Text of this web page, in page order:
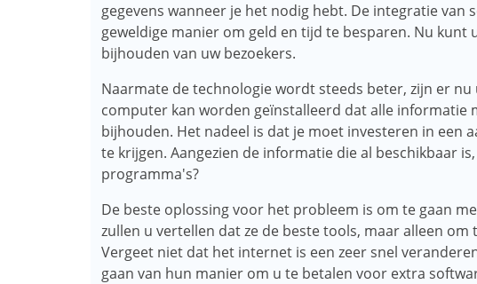
gegevens wanneer je het nodig hebt. De integratie
geweldige manier om geld en tijd te besparen. Nu kunt
bijhouden van uw bezoekers.
Naarmate de technologie wordt steeds beter, zijn er
computer kan worden geïnstalleerd dat alle informatie
bijhouden. Het nadeel is dat je moet investeren in een
te krijgen. Aangezien de informatie die al beschikbaar
programma's?
De beste oplossing voor het probleem is om te gaan
zullen u vertellen dat ze de beste tools, maar alleen
Vergeet niet dat het internet is een zeer snel
gaan van hun manier om u te betalen voor extra